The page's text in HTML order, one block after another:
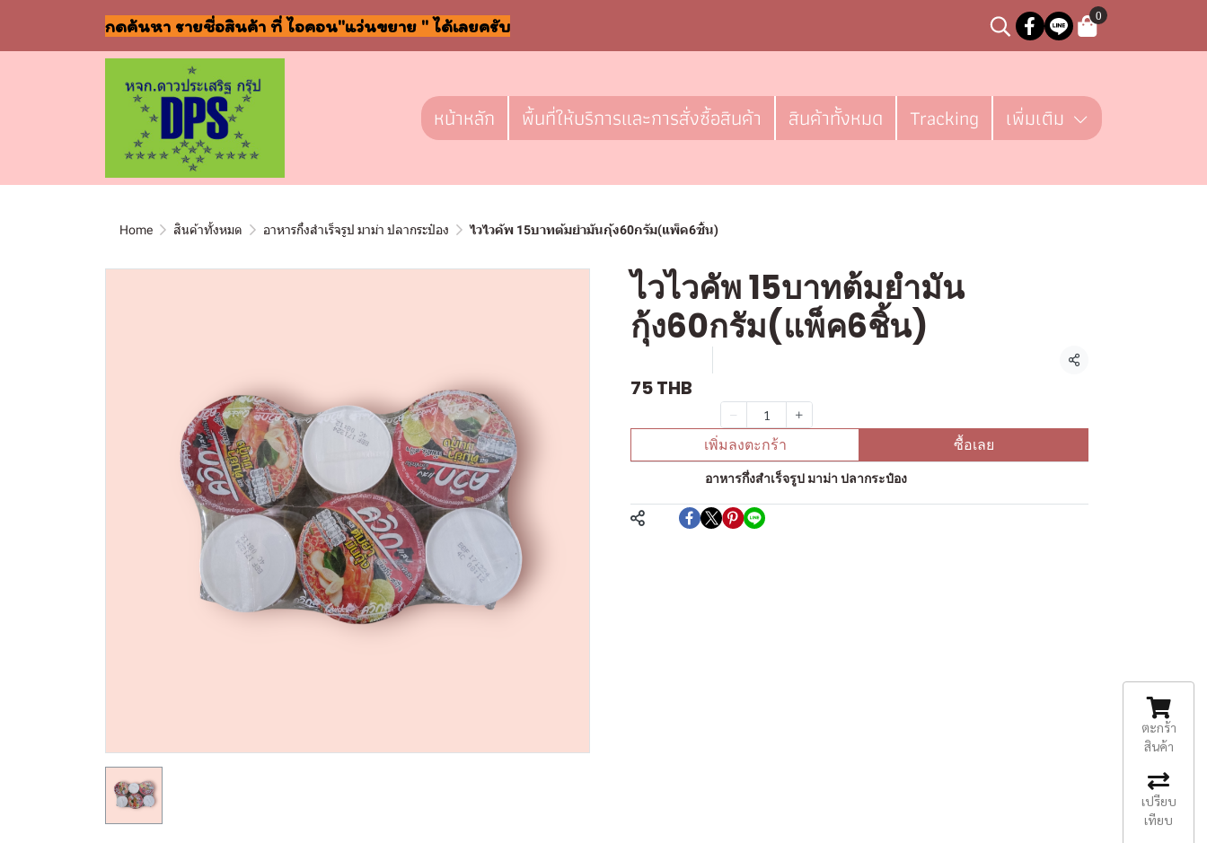
กดค้นหา รายชื่อสินค้า ที่ ไอคอน"แว่นขยาย " ได้เลยครับ
0
หน้าหลัก พื้นที่ให้บริการและการสั่งซื้อสินค้า สินค้าทั้งหมด Tracking เพิ่มเติม
Home สินค้าทั้งหมด อาหารกึ่งสำเร็จรูป มาม่า ปลากระป๋อง ไวไวคัพ 15บาทต้มยำมันกุ้ง60กรัม(แพ็ค6ชิ้น)
ไวไวคัพ 15บาทต้มยำมัน
กุ้ง60กรัม(แพ็ค6ชิ้น)
แชร์
75 THB
เพิ่มลงตะกร้า ซื้อเลย
อาหารกึ่งสำเร็จรูป มาม่า ปลากระป๋อง
ตะกร้า
สินค้า
เปรียบ
เทียบ